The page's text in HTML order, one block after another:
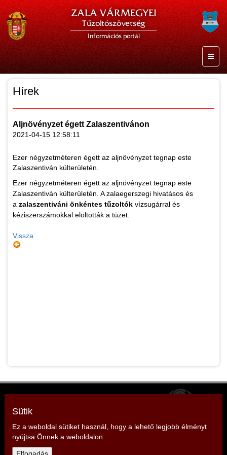
ZALA VÁRMEGYEI
Tűzoltószövetség
Információs portál
Hírek
Aljnövényzet égett Zalaszentivánon
2021-04-15 12:58:11
Ezer négyzetméteren égett az aljnövényzet tegnap este
Zalaszentiván külterületén.
Ezer négyzetméteren égett az aljnövényzet tegnap este
Zalaszentiván külterületén. A zalaegerszegi hivatásos és
a zalaszentiváni önkéntes tűzoltók vízsugárral és
kéziszerszámokkal eloltották a tüzet.
Vissza
Sütik
Ez a weboldal sütiket használ, hogy a lehető legjobb élményt
nyújtsa Önnek a weboldalon.